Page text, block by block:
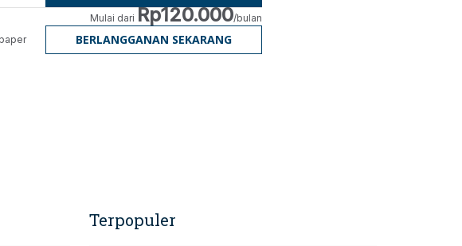
Mulai dari Rp120.000/bulan
BERLANGGANAN SEKARANG
Terpopuler